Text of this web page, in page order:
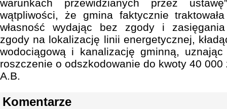
warunkach przewidzianych przez
wątpliwości, że gmina faktycznie
własność wydając bez zgody i
zgody na lokalizację linii energetycznej,
wodociągową i kanalizację gminną,
roszczenie o odszkodowanie do kwoty 40 000
A.B.
Komentarze